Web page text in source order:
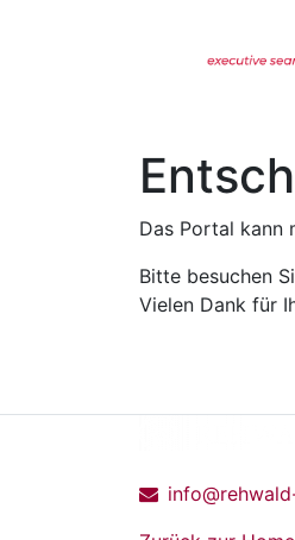
Das Portal kann
Bitte besuchen
Vielen Dank für